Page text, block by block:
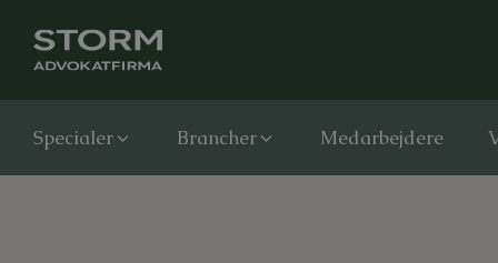
Specialer Brancher Medarbejdere